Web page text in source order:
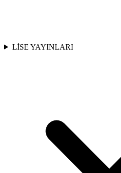
LİSE YAYINLARI